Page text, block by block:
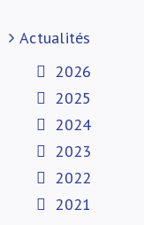
Actualités
2026
2025
2024
2023
2022
2021